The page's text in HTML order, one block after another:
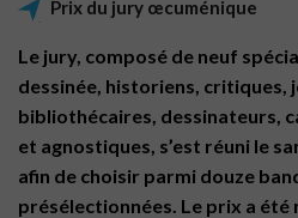
Prix du jury œcuménique
Le jury, composé de neuf
dessinée, historiens, critiques,
bibliothécaires, dessinateurs,
et agnostiques, s’est réuni le
afin de choisir parmi douze
présélectionnées. Le prix a été